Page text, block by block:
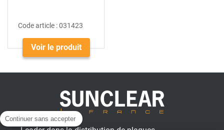
Code article :031423
Voir le produit
Continuer sans accepter